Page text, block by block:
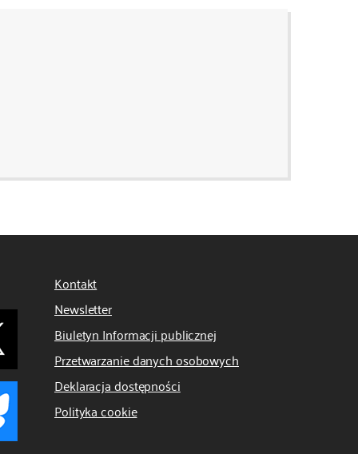
Kontakt
Newsletter
Biuletyn Informacji publicznej
Przetwarzanie danych osobowych
Deklaracja dostępności
Polityka cookie